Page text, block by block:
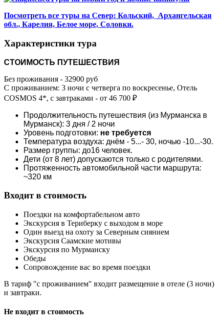
Посмотреть все туры на Север: Кольский, Архангельская
обл., Карелия, Белое море, Соловки.
Характеристики тура
СТОИМОСТЬ ПУТЕШЕСТВИЯ
Без проживания - 32900 руб
С проживанием: 3 ночи с четверга по воскресенье, Отель
COSMOS 4*, с завтраками - от 46 700 ₽
Продолжительность путешествия (из Мурманска в
Мурманск): 3 дня / 2 ночи
Уровень подготовки: не требуется
Температура воздуха: днём - 5...- 30, ночью -10...-30.
Размер группы: до16 человек.
Дети (от 8 лет) допускаются только с родителями.
Протяженность автомобильной части маршрута:
~320 км
Входит в стоимость
Поездки на комфортабельном авто
Экскурсия в Териберку с выходом в море
Один выезд на охоту за Северным сиянием
Экскурсия Саамские мотивы
Экскурсия по Мурманску
Обеды
Сопровождение вас во время поездки
В тариф "с проживанием" входит размещение в отеле (3 ночи)
и завтраки.
Не входит в стоимость